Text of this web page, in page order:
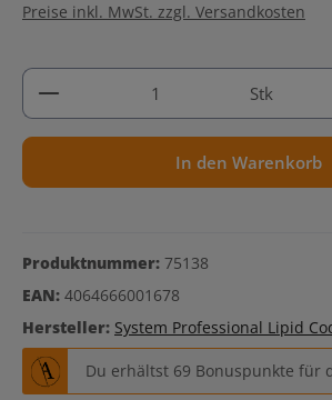
Preise inkl. MwSt. zzgl. Versandkosten
Produkt Anzahl: Gib denStk
In den Warenkorb
Produktnummer: 75138
EAN: 4064666001678
Hersteller: System Professional Lipid
Du erhältst 69 Bonuspunkte für